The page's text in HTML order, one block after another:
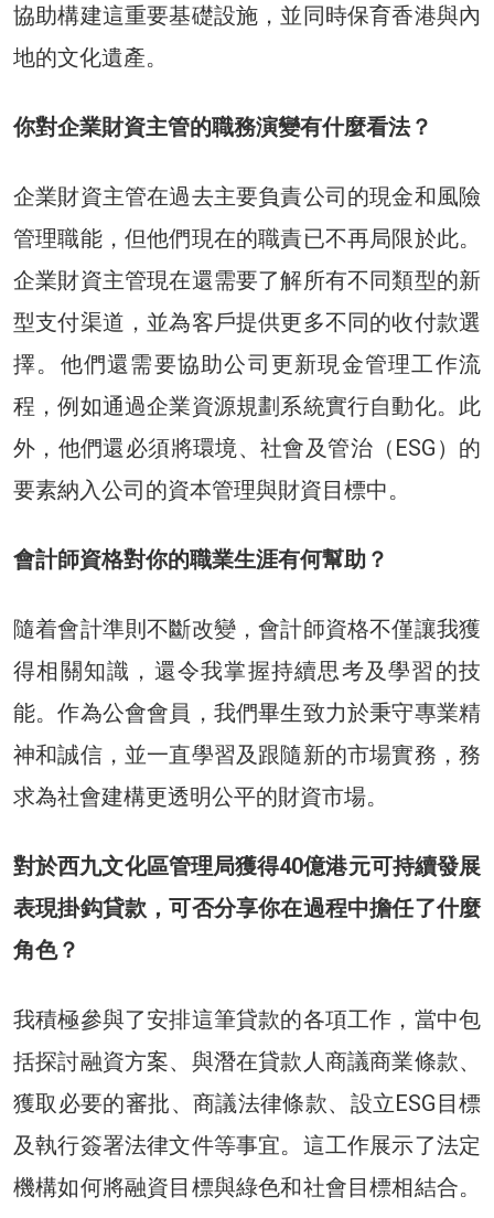
協助構建這重要基礎設施，並同時保育香港與內
地的文化遺產。
你對企業財資主管的職務演變有什麼看法？
企業財資主管在過去主要負責公司的現金和風險
管理職能，但他們現在的職責已不再局限於此。
企業財資主管現在還需要了解所有不同類型的新
型支付渠道，並為客戶提供更多不同的收付款選
擇。他們還需要協助公司更新現金管理工作流
程，例如通過企業資源規劃系統實行自動化。此
外，他們還必須將環境、社會及管治（ESG）的
要素納入公司的資本管理與財資目標中。
會計師資格對你的職業生涯有何幫助？
隨着會計準則不斷改變，會計師資格不僅讓我獲
得相關知識，還令我掌握持續思考及學習的技
能。作為公會會員，我們畢生致力於秉守專業精
神和誠信，並一直學習及跟隨新的市場實務，務
求為社會建構更透明公平的財資市場。
對於西九文化區管理局獲得40億港元可持續發展
表現掛鈎貸款，可否分享你在過程中擔任了什麼
角色？
我積極參與了安排這筆貸款的各項工作，當中包
括探討融資方案、與潛在貸款人商議商業條款、
獲取必要的審批、商議法律條款、設立ESG目標
及執行簽署法律文件等事宜。這工作展示了法定
機構如何將融資目標與綠色和社會目標相結合。